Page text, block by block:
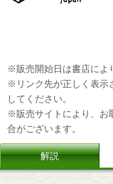
※販売開始日は書店によ
※リンク先が正しく表示
してください。
※販売サイトにより、お
合がございます。
解説